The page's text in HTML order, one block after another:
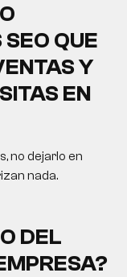
QUE
Y
EN
no dejarlo en
nada.
DEL